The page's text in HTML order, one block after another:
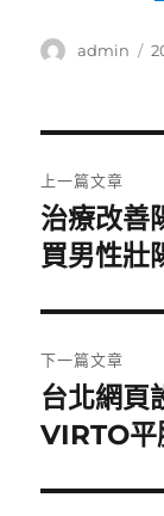
作
admin
章
導
覽
上一篇文章
上
一
文
章:
治療改善
買男性壯
下一篇文章
下
一
文
台北網頁
VIRTO平